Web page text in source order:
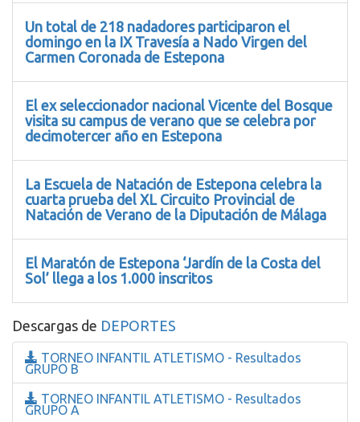
Un total de 218 nadadores participaron el
domingo en la IX Travesía a Nado Virgen del
Carmen Coronada de Estepona
El ex seleccionador nacional Vicente del Bosque
visita su campus de verano que se celebra por
decimotercer año en Estepona
La Escuela de Natación de Estepona celebra la
cuarta prueba del XL Circuito Provincial de
Natación de Verano de la Diputación de Málaga
El Maratón de Estepona ‘Jardín de la Costa del
Sol’ llega a los 1.000 inscritos
Descargas de DEPORTES
TORNEO INFANTIL ATLETISMO - Resultados
GRUPO B
TORNEO INFANTIL ATLETISMO - Resultados
GRUPO A